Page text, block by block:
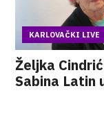
KARLOVAČKI LIVE
Željka
Sabina Latin